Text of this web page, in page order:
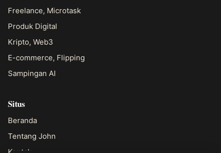
Freelance, Microtask
Produk Digital
Kripto, Web3
E-commerce, Flipping
Sampingan AI
Situs
Beranda
Tentang John